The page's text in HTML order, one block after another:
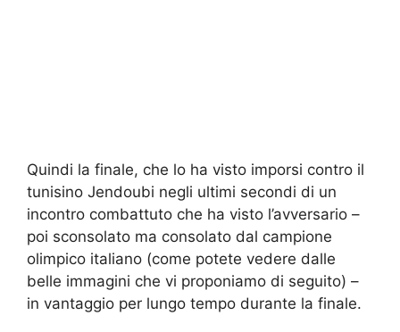
Quindi la finale, che lo ha visto imporsi contro il
tunisino Jendoubi negli ultimi secondi di un
incontro combattuto che ha visto l’avversario –
poi sconsolato ma consolato dal campione
olimpico italiano (come potete vedere dalle
belle immagini che vi proponiamo di seguito) –
in vantaggio per lungo tempo durante la finale.